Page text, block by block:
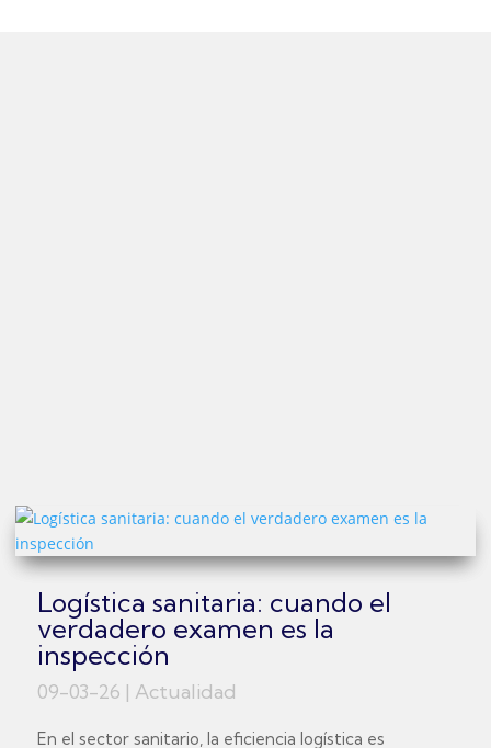
Logística sanitaria: cuando el
verdadero examen es la
inspección
09-03-26 | Actualidad
En el sector sanitario, la eficiencia logística es